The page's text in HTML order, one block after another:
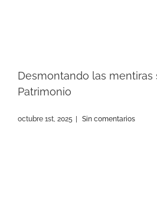
Desmontando las mentiras
Patrimonio
octubre 1st, 2025 Sin comentarios